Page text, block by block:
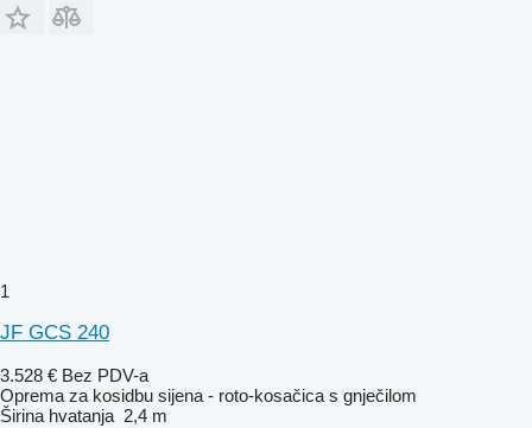
1
JF GCS 240
3.528 € Bez PDV-a
Oprema za kosidbu sijena - roto-kosačica s gnječilom
Širina hvatanja 2,4 m